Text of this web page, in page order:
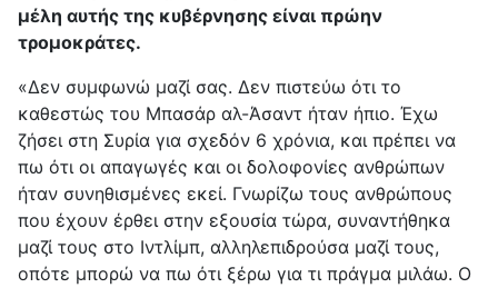
μέλη αυτής της κυβέρνησης είναι πρώην
τρομοκράτες.
«Δεν συμφωνώ μαζί σας. Δεν πιστεύω ότι το
καθεστώς του Μπασάρ αλ-Άσαντ ήταν ήπιο. Έχω
ζήσει στη Συρία για σχεδόν 6 χρόνια, και πρέπει να
πω ότι οι απαγωγές και οι δολοφονίες ανθρώπων
ήταν συνηθισμένες εκεί. Γνωρίζω τους ανθρώπους
που έχουν έρθει στην εξουσία τώρα, συναντήθηκα
μαζί τους στο Ιντλίμπ, αλληλεπιδρούσα μαζί τους,
οπότε μπορώ να πω ότι ξέρω για τι πράγμα μιλάω. Ο